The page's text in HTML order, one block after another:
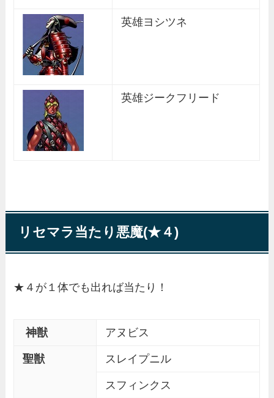
英雄ヨシツネ
英雄ジークフリード
リセマラ当たり悪魔(★４)
★４が１体でも出れば当たり！
神獣 アヌビス
聖獣 スレイプニル
スフィンクス